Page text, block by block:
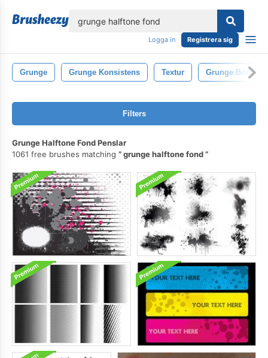
Logga in Registrera sig
Grunge Grunge Konsistens Textur Grunge Borstar
Filters
Grunge Halftone Fond Penslar
1061 free brushes matching
grunge halftone fond